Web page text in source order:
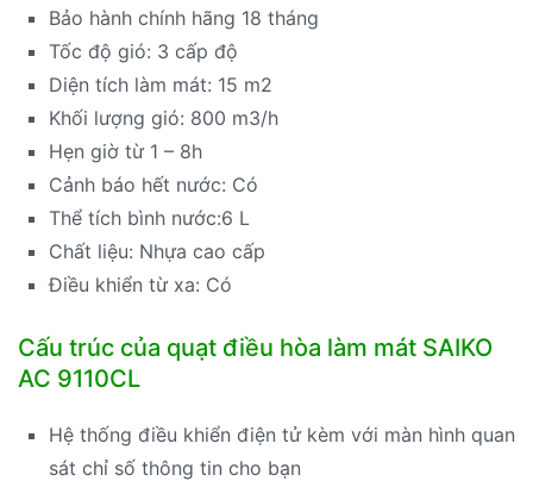
Bảo hành chính hãng 18 tháng
Tốc độ gió: 3 cấp độ
Diện tích làm mát: 15 m2
Khối lượng gió: 800 m3/h
Hẹn giờ từ 1 – 8h
Cảnh báo hết nước: Có
Thể tích bình nước:6 L
Chất liệu: Nhựa cao cấp
Điều khiển từ xa: Có
Cấu trúc của quạt điều hòa làm mát SAIKO
AC 9110CL
Hệ thống điều khiển điện tử kèm với màn hình quan
sát chỉ số thông tin cho bạn